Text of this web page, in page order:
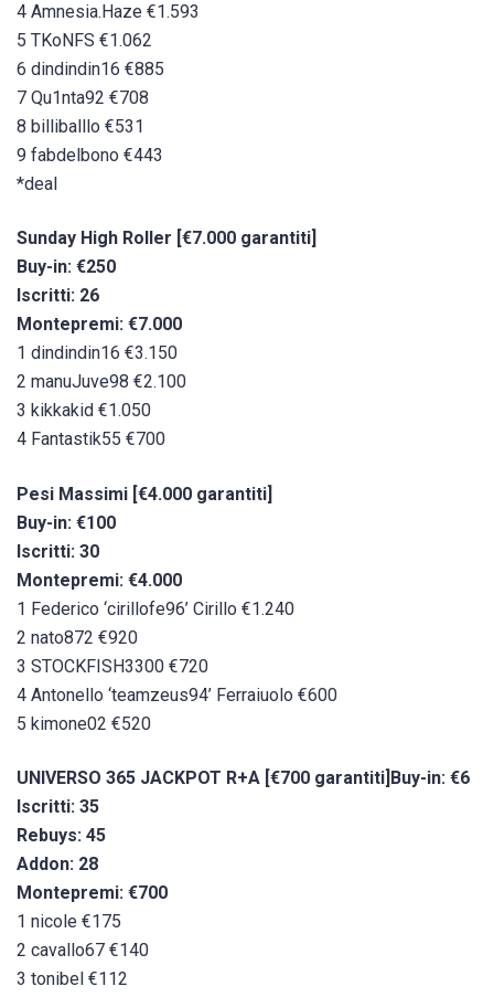
4 Amnesia.Haze €1.593
5 TKoNFS €1.062
6 dindindin16 €885
7 Qu1nta92 €708
8 billiballlo €531
9 fabdelbono €443
*deal
Sunday High Roller [€7.000 garantiti]
Buy-in: €250
Iscritti: 26
Montepremi: €7.000
1 dindindin16 €3.150
2 manuJuve98 €2.100
3 kikkakid €1.050
4 Fantastik55 €700
Pesi Massimi [€4.000 garantiti]
Buy-in: €100
Iscritti: 30
Montepremi: €4.000
1 Federico ‘cirillofe96’ Cirillo €1.240
2 nato872 €920
3 STOCKFISH3300 €720
4 Antonello ‘teamzeus94’ Ferraiuolo €600
5 kimone02 €520
UNIVERSO 365 JACKPOT R+A [€700 garantiti] Buy-in: €6
Iscritti: 35
Rebuys: 45
Addon: 28
Montepremi: €700
1 nicole €175
2 cavallo67 €140
3 tonibel €112